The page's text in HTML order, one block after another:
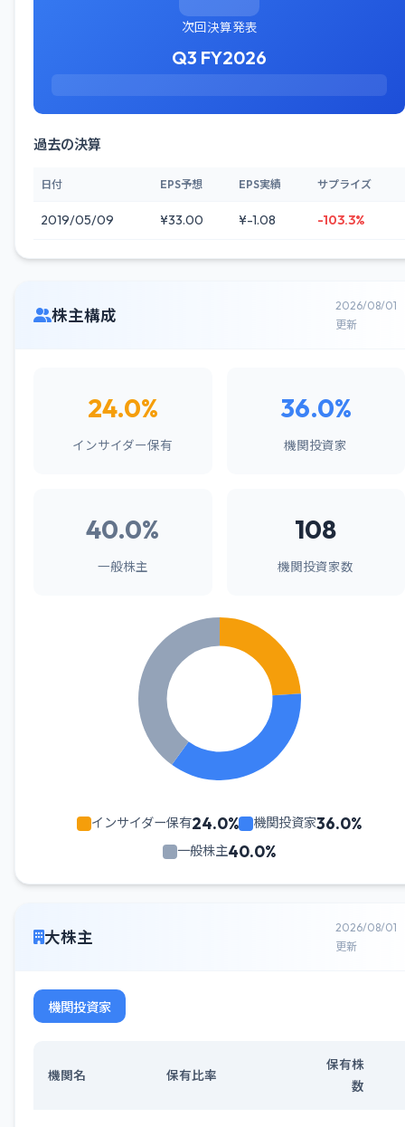
次回決算発表
Q3 FY2026
過去の決算
日付 EPS予想 EPS実績 サプライズ
2019/05/09 ¥33.00 ¥-1.08 -103.3%
株主構成
2026/08/01
更新
24.0%
インサイダー保有
36.0%
機関投資家
40.0%
一般株主
108
機関投資家数
インサイダー保有24.0% 機関投資家36.0%
一般株主40.0%
大株主
2026/08/01
更新
機関投資家
機関名 保有比率
保有株
数